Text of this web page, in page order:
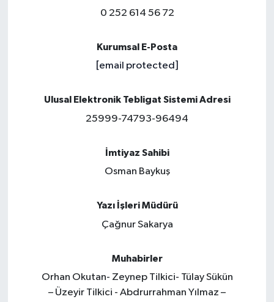
0 252 614 56 72
Kurumsal E-Posta
[email protected]
Ulusal Elektronik Tebligat Sistemi Adresi
25999-74793-96494
İmtiyaz Sahibi
Osman Baykuş
Yazı İşleri Müdürü
Çağnur Sakarya
Muhabirler
Orhan Okutan- Zeynep Tilkici- Tülay Sükün
– Üzeyir Tilkici - Abdrurrahman Yılmaz –